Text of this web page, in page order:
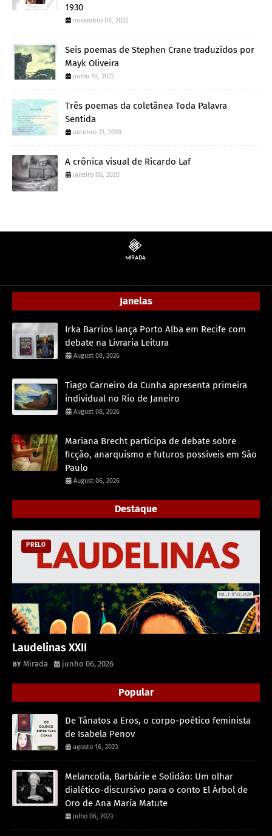
1930
novembro 09, 2022
Seis poemas de Stephen Crane traduzidos por
Mayk Oliveira
junho 10, 2022
Três poemas da coletânea Toda Palavra
Sentida
outubro 31, 2020
A crônica visual de Ricardo Laf
janeiro 06, 2020
Janelas
Irka Barrios lança Porto Alba em Recife com
debate na Livraria Leitura
August 08, 2026
Tiago Carneiro da Cunha apresenta primeira
individual no Rio de Janeiro
August 08, 2026
Mariana Brecht participa de debate sobre
ficção, anarquismo e futuros possíveis em São
Paulo
August 06, 2026
Destaque
PRELO
Laudelinas XXII
Mirada junho 06, 2026
Popular
De Tânatos a Eros, o corpo-poético feminista
de Isabela Penov
agosto 16, 2023
Melancolia, Barbárie e Solidão: Um olhar
dialético-discursivo para o conto El Árbol de
Oro de Ana María Matute
julho 06, 2023